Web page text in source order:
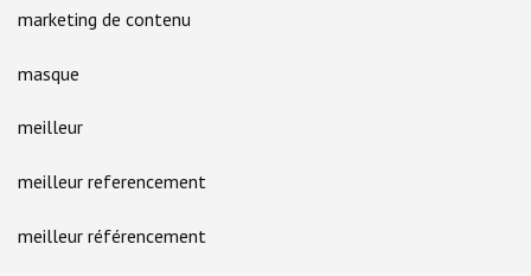
marketing de contenu
masque
meilleur
meilleur referencement
meilleur référencement